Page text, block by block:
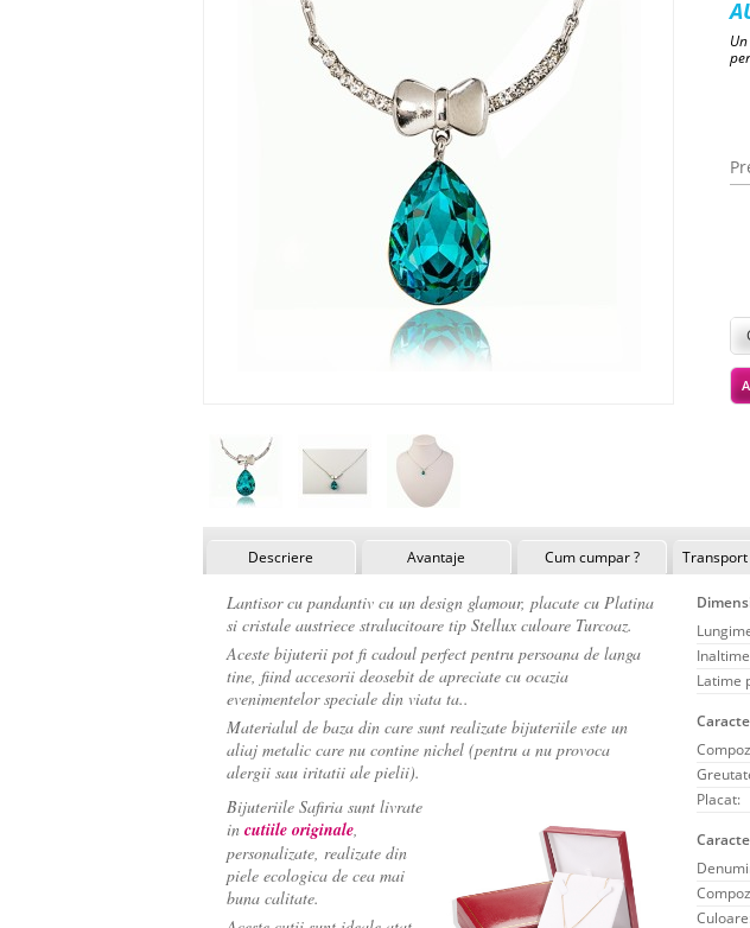
Descriere Avantaje Cum cumpar ?
Lantisor cu pandantiv cu un design glamour, placate cu Platina
si cristale austriece stralucitoare tip Stellux culoare Turcoaz.
Aceste bijuterii pot fi cadoul perfect pentru persoana de langa
tine, fiind accesorii deosebit de apreciate cu ocazia
evenimentelor speciale din viata ta..
Materialul de baza din care sunt realizate bijuteriile este un
aliaj metalic care nu contine nichel (pentru a nu provoca
alergii sau iritatii ale pielii).
Bijuteriile Safiria sunt livrate
in cutiile originale,
personalizate, realizate din
piele ecologica de cea mai
buna calitate.
Latime
Placat: